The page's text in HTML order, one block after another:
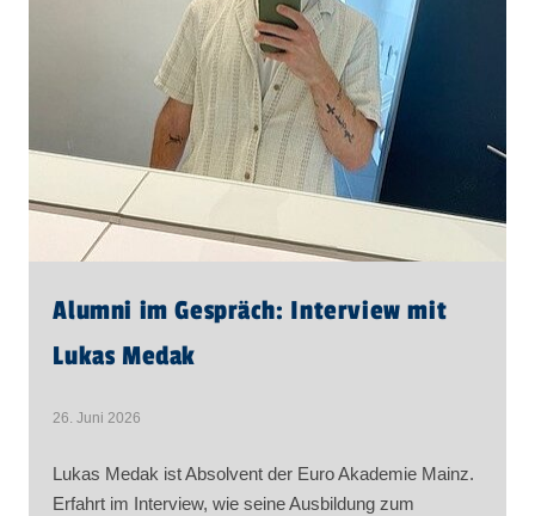
Alumni im Gespräch: Interview mit
Lukas Medak
26. Juni 2026
Lukas Medak ist Absolvent der Euro Akademie Mainz.
Erfahrt im Interview, wie seine Ausbildung zum